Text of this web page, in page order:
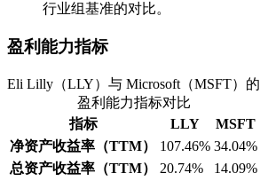
行业组基准的对比。
盈利能力指标
Eli Lilly（LLY）与 Microsoft（MSFT）的
盈利能力指标对比
指标
LLY
MSFT
净资产收益率（TTM）
107.46% 34.04%
总资产收益率（TTM）
20.74%
14.09%